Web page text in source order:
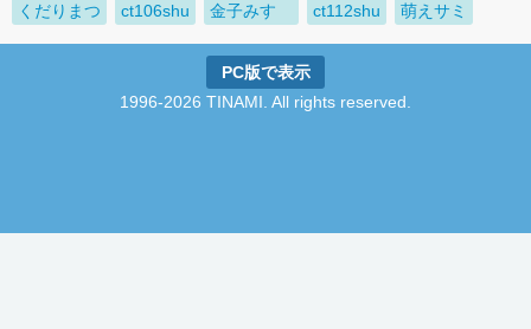
くだりまつ
ct106shu 金子みすゞ ct112shu 萌えサミ
PC版で表示
1996-2026 TINAMI. All rights reserved.